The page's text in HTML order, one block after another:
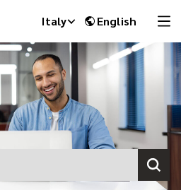
Italy English